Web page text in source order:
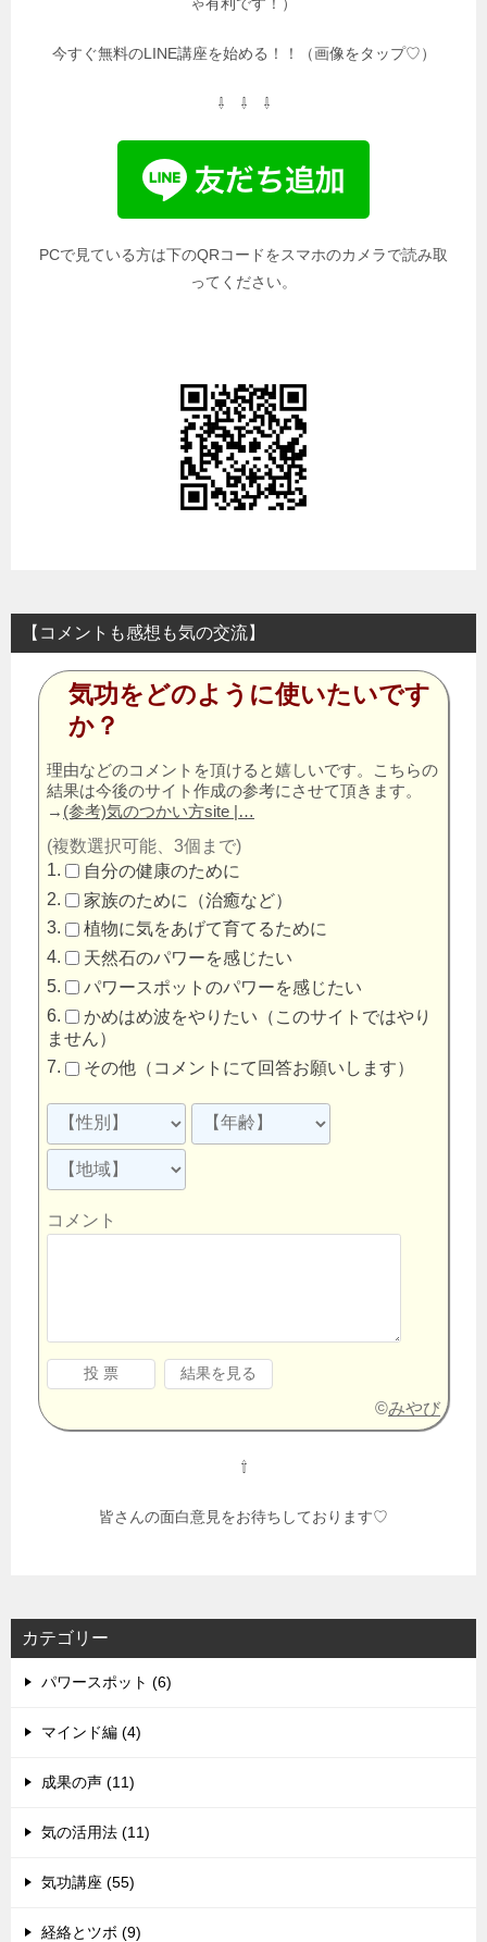
今すぐ無料のLINE講座を始める！！（画像をタップ♡）
⇩ ⇩ ⇩
PCで見ている方は下のQRコードをスマホのカメラで読み取
ってください。
【コメントも感想も気の交流】
気功をどのように使いたいです
か？
理由などのコメントを頂けると嬉しいです。こちらの
結果は今後のサイト作成の参考にさせて頂きます。
→ (参考)気のつかい方site |…
(複数選択可能、3個まで)
自分の健康のために
家族のために（治癒など）
植物に気をあげて育てるために
天然石のパワーを感じたい
パワースポットのパワーを感じたい
かめはめ波をやりたい（このサイトではやり
ません）
その他（コメントにて回答お願いします）
コメント
©みやび
⇧
皆さんの面白意見をお待ちしております♡
カテゴリー
パワースポット (6)
マインド編 (4)
成果の声 (11)
気の活用法 (11)
気功講座 (55)
経絡とツボ (9)